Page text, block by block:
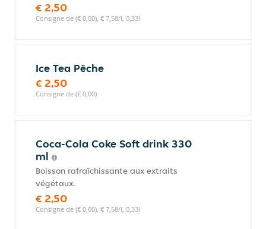
€ 2,50
Consigne de (€ 0,00), € 7,58/l, 0,33l
Ice Tea Pêche
€ 2,50
Consigne de (€ 0,00)
Coca-Cola Coke Soft drink 330
ml
Boisson rafraîchissante aux extraits
végétaux.
€ 2,50
Consigne de (€ 0,00), € 7,58/l, 0,33l